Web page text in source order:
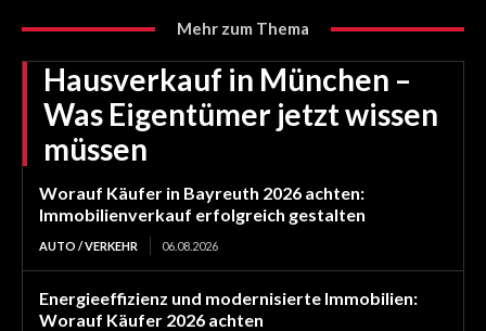
Mehr zum Thema
Hausverkauf in München –
Was Eigentümer jetzt wissen
müssen
Worauf Käufer in Bayreuth 2026 achten:
Immobilienverkauf erfolgreich gestalten
AUTO / VERKEHR 06.08.2026
Energieeffizienz und modernisierte Immobilien:
Worauf Käufer 2026 achten